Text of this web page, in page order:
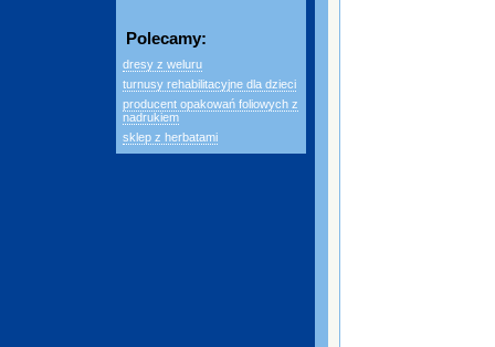
Polecamy:
dresy z weluru
turnusy rehabilitacyjne dla dzieci
producent opakowań foliowych z
nadrukiem
sklep z herbatami